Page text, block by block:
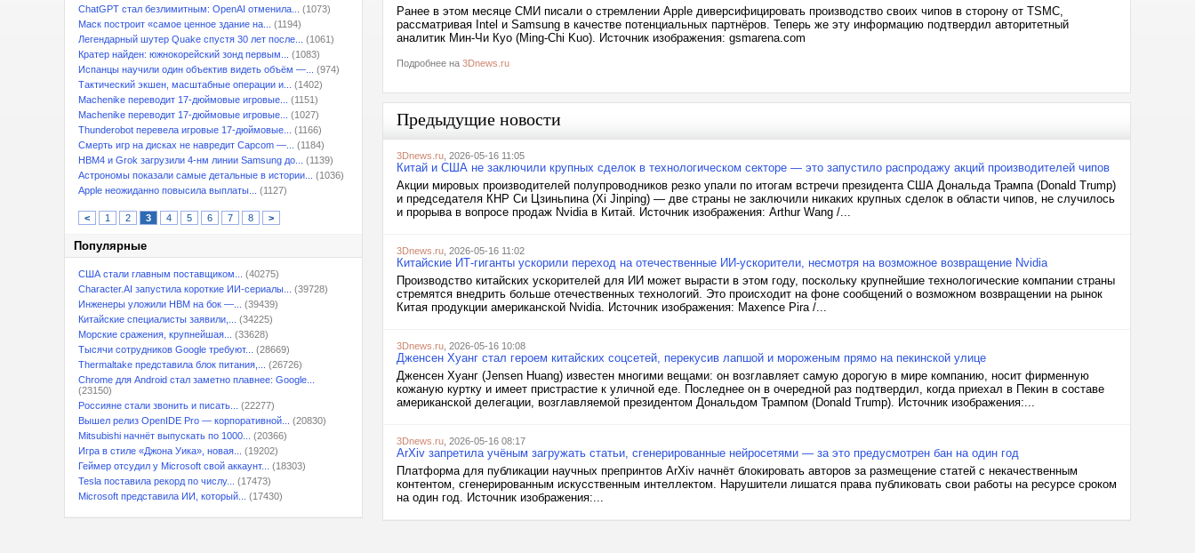
ChatGPT стал безлимитным: OpenAI отменила...
(1073)
Маск построит «самое ценное здание на...
(1194)
Легендарный шутер Quake спустя 30 лет после...
(1061)
Кратер найден: южнокорейский зонд первым...
(1083)
Испанцы научили один объектив видеть объём —...
(974)
Тактический экшен, масштабные операции и...
(1402)
Machenike переводит 17-дюймовые игровые...
(1151)
Machenike переводит 17-дюймовые игровые...
(1027)
Thunderobot перевела игровые 17-дюймовые...
(1166)
Смерть игр на дисках не навредит Capcom —...
(1184)
HBM4 и Grok загрузили 4-нм линии Samsung до...
(1139)
Астрономы показали самые детальные в истории...
(1036)
Apple неожиданно повысила выплаты...
(1127)
< 1 2 3 4 5 6 7 8 >
Популярные
США стали главным поставщиком...
(40275)
Character.AI запустила короткие ИИ-сериалы...
(39728)
Инженеры уложили HBM на бок —...
(39439)
Китайские специалисты заявили,...
(34225)
Морские сражения, крупнейшая...
(33628)
Тысячи сотрудников Google требуют...
(28669)
Thermaltake представила блок питания,...
(26726)
Chrome для Android стал заметно плавнее: Google...
(23150)
Россияне стали звонить и писать...
(22277)
Вышел релиз OpenIDE Pro — корпоративной...
(20830)
Mitsubishi начнёт выпускать по 1000...
(20366)
Игра в стиле «Джона Уика», новая...
(19202)
Геймер отсудил у Microsoft свой аккаунт...
(18303)
Tesla поставила рекорд по числу...
(17473)
Microsoft представила ИИ, который...
(17430)
Ранее в этом месяце СМИ писали о стремлении Apple диверсифицировать производство своих чипов в сторону от TSMC,
рассматривая Intel и Samsung в качестве потенциальных партнёров. Теперь же эту информацию подтвердил авторитетный
аналитик Мин-Чи Куо (Ming-Chi Kuo). Источник изображения: gsmarena.com
Подробнее на 3Dnews.ru
Предыдущие новости
3Dnews.ru , 2026-05-16 11:05
Китай и США не заключили крупных сделок в технологическом секторе — это запустило распродажу акций производителей чипов
Акции мировых производителей полупроводников резко упали по итогам встречи президента США Дональда Трампа (Donald Trump)
и председателя КНР Си Цзиньпина (Xi Jinping) — две страны не заключили никаких крупных сделок в области чипов, не случилось
и прорыва в вопросе продаж Nvidia в Китай. Источник изображения: Arthur Wang /...
3Dnews.ru , 2026-05-16 11:02
Китайские ИТ-гиганты ускорили переход на отечественные ИИ-ускорители, несмотря на возможное возвращение Nvidia
Производство китайских ускорителей для ИИ может вырасти в этом году, поскольку крупнейшие технологические компании страны
стремятся внедрить больше отечественных технологий. Это происходит на фоне сообщений о возможном возвращении на рынок
Китая продукции американской Nvidia. Источник изображения: Maxence Pira /...
3Dnews.ru , 2026-05-16 10:08
Дженсен Хуанг стал героем китайских соцсетей, перекусив лапшой и мороженым прямо на пекинской улице
Дженсен Хуанг (Jensen Huang) известен многими вещами: он возглавляет самую дорогую в мире компанию, носит фирменную
кожаную куртку и имеет пристрастие к уличной еде. Последнее он в очередной раз подтвердил, когда приехал в Пекин в составе
американской делегации, возглавляемой президентом Дональдом Трампом (Donald Trump). Источник изображения:...
3Dnews.ru , 2026-05-16 08:17
ArXiv запретила учёным загружать статьи, сгенерированные нейросетями — за это предусмотрен бан на один год
Платформа для публикации научных препринтов ArXiv начнёт блокировать авторов за размещение статей с некачественным
контентом, сгенерированным искусственным интеллектом. Нарушители лишатся права публиковать свои работы на ресурсе сроком
на один год. Источник изображения:...